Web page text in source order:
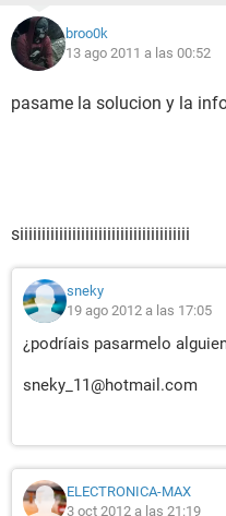
broo0k
13 ago 2011 a las 00:52
pasame la solucion y la
siiiiiiiiiiiiiiiiiiiiiiiiiiiiiiiiiiiiiii
sneky
19 ago 2012 a las 17:05
¿podríais pasarmelo
sneky_11@hotmail.com
ELECTRONICA-MAX
3 oct 2012 a las 21:19